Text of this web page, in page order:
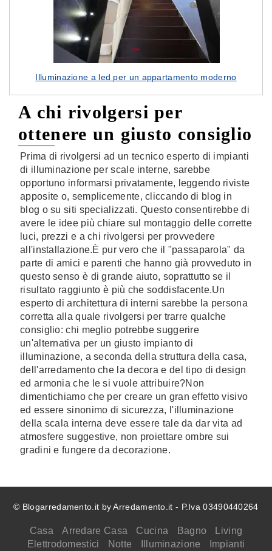
Illuminazione a led per un appartamento moderno
A chi rivolgersi per
ottenere un giusto consiglio
Prima di rivolgersi ad un tecnico esperto di impianti
di illuminazione per scale interne, sarebbe
opportuno informarsi privatamente, leggendo riviste
apposite o, semplicemente, cliccando di blog in
blog o su siti specializzati. Questo consentirebbe di
avere le idee più chiare sul montaggio delle corrette
luci, prezzi e a chi rivolgersi per provvedere
all'installazione.È pur vero che il "passaparola" da
parte di amici e parenti che hanno già provveduto in
questo senso è di grande aiuto, soprattutto se il
risultato raggiunto è più che soddisfacente.Un
esperto di architettura di interni sarebbe la persona
corretta alla quale rivolgersi per trarre qualche
consiglio: chi meglio potrebbe suggerire
un'alternativa per un giusto impianto di
illuminazione, a seconda della struttura della casa,
dell'arredamento che la decora e del tipo di design
ed armonia che le si vuole attribuire?Non
dimentichiamo che per creare un gran effetto visivo
ed essere sinonimo di sicurezza, l'illuminazione
della scala interna deve essere tale da dar vita ad
atmosfere suggestive, non proiettare ombre sui
gradini e fungere da decorazione.
© Blogarredamento.it by Arredamento.it - P.Iva 03490440264
Casa Arredare Casa Cucina Bagno
Living
Elettrodomestici
Notte Illuminazione Impianti